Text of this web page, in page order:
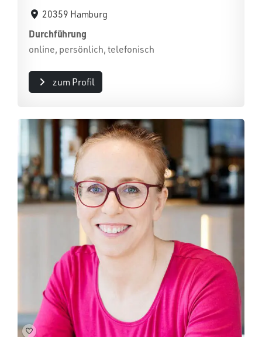
20359 Hamburg
Durchführung
online, persönlich, telefonisch
zum Profil